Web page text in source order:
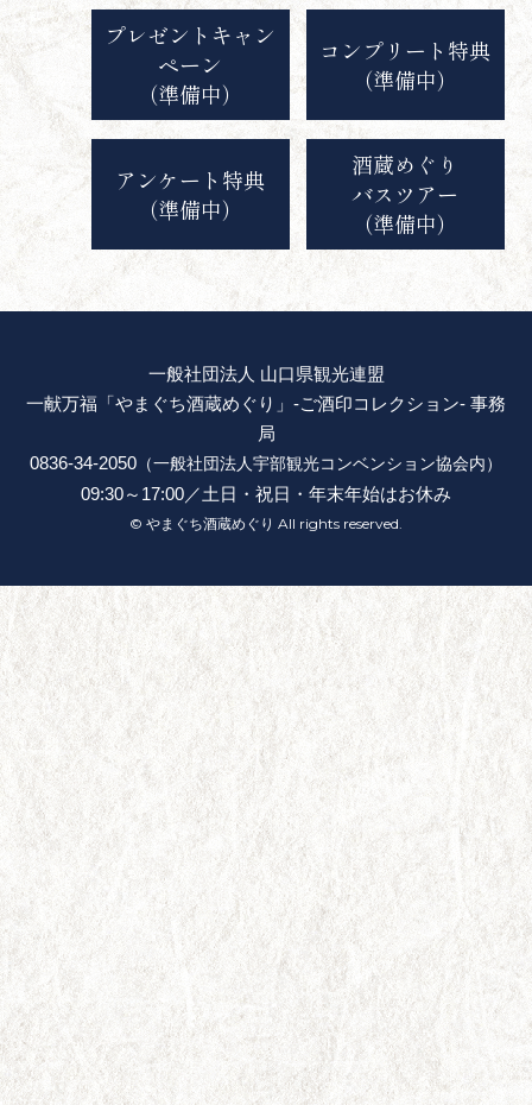
プレゼントキャン
ペーン
（準備中）
コンプリート特典
（準備中）
アンケート特典
（準備中）
酒蔵めぐり
バスツアー
（準備中）
一般社団法人 山口県観光連盟
一献万福「やまぐち酒蔵めぐり」-ご酒印コレクション- 事務
局
0836-34-2050 （一般社団法人宇部観光コンベンション協会内）
09:30～17:00／土日・祝日・年末年始はお休み
© やまぐち酒蔵めぐり All rights reserved.